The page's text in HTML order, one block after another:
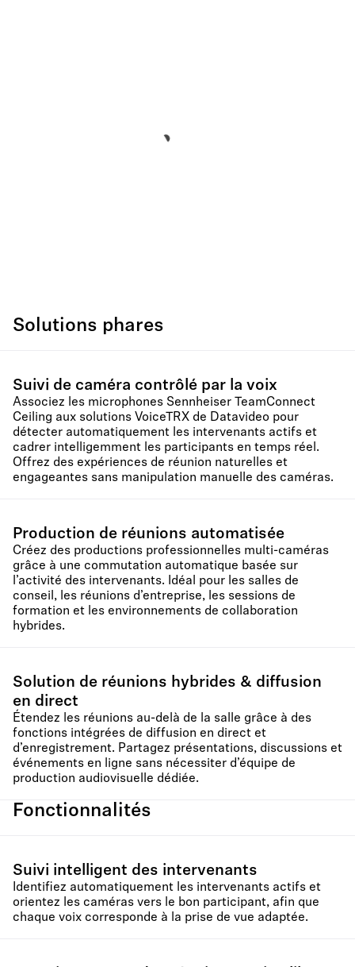
Solutions phares
Suivi de caméra contrôlé par la voix
Associez les microphones Sennheiser TeamConnect
Ceiling aux solutions VoiceTRX de Datavideo pour
détecter automatiquement les intervenants actifs et
cadrer intelligemment les participants en temps réel.
Offrez des expériences de réunion naturelles et
engageantes sans manipulation manuelle des caméras.
Production de réunions automatisée
Créez des productions professionnelles multi-caméras
grâce à une commutation automatique basée sur
l’activité des intervenants. Idéal pour les salles de
conseil, les réunions d’entreprise, les sessions de
formation et les environnements de collaboration
hybrides.
Solution de réunions hybrides & diffusion
en direct
Étendez les réunions au-delà de la salle grâce à des
fonctions intégrées de diffusion en direct et
d’enregistrement. Partagez présentations, discussions et
événements en ligne sans nécessiter d’équipe de
production audiovisuelle dédiée.
Fonctionnalités
Suivi intelligent des intervenants
Identifiez automatiquement les intervenants actifs et
orientez les caméras vers le bon participant, afin que
chaque voix corresponde à la prise de vue adaptée.